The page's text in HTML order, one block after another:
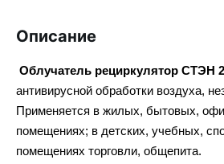
Описание
Облучатель рециркулятор СТЭН
антивирусной обработки воздуха,
Применяется в жилых, бытовых,
помещениях; в детских, учебных,
помещениях торговли, общепита.